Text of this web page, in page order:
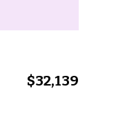
$32,139